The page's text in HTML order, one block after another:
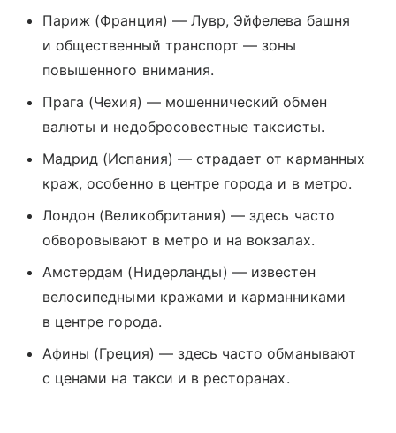
Париж (Франция) — Лувр, Эйфелева башня
и общественный транспорт — зоны
повышенного внимания.
Прага (Чехия) — мошеннический обмен
валюты и недобросовестные таксисты.
Мадрид (Испания) — страдает от карманных
краж, особенно в центре города и в метро.
Лондон (Великобритания) — здесь часто
обворовывают в метро и на вокзалах.
Амстердам (Нидерланды) — известен
велосипедными кражами и карманниками
в центре города.
Афины (Греция) — здесь часто обманывают
с ценами на такси и в ресторанах.